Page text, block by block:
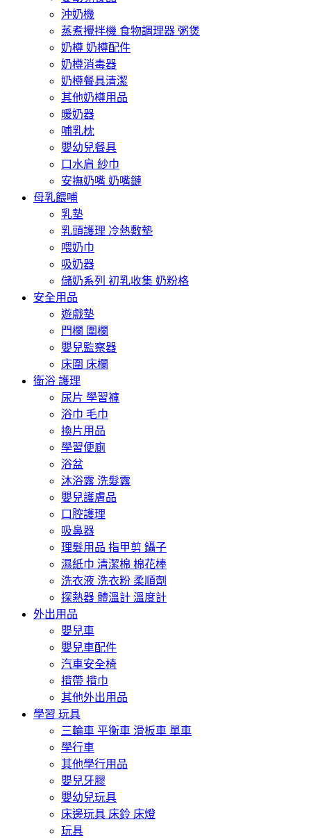
沖奶機
蒸煮攪拌機 食物調理器 粥煲
奶樽 奶樽配件
奶樽消毒器
奶樽餐具清潔
其他奶樽用品
暖奶器
哺乳枕
嬰幼兒餐具
口水肩 紗巾
安撫奶嘴 奶嘴鏈
母乳餵哺
乳墊
乳頭護理 冷熱敷墊
喂奶巾
吸奶器
儲奶系列 初乳收集 奶粉格
安全用品
遊戲墊
門欄 圍欄
嬰兒監察器
床圍 床欄
衛浴 護理
尿片 學習褲
浴巾 毛巾
換片用品
學習便廁
浴盆
沐浴露 洗髮露
嬰兒護膚品
口腔護理
吸鼻器
理髮用品 指甲剪 鑷子
濕紙巾 清潔棉 棉花棒
洗衣液 洗衣粉 柔順劑
探熱器 體溫計 溫度計
外出用品
嬰兒車
嬰兒車配件
汽車安全椅
揹帶 揹巾
其他外出用品
學習 玩具
三輪車 平衡車 滑板車 單車
學行車
其他學行用品
嬰兒牙膠
嬰幼兒玩具
床邊玩具 床鈴 床燈
玩具